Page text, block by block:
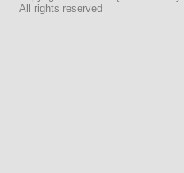
All rights reserved